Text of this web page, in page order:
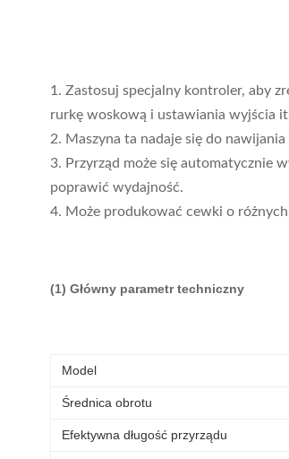
1. Zastosuj specjalny kontroler, aby
rurkę woskową i ustawiania wyjścia
2. Maszyna ta nadaje się do
3. Przyrząd może się automatycznie
poprawić wydajność.
4. Może produkować cewki o
(1) Główny parametr techniczny
Model
Średnica obrotu
Efektywna długość przyrządu